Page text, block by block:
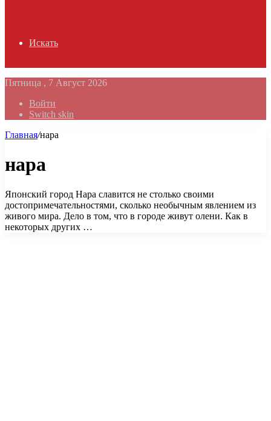
Искать
Пятница , 7 Август 2026
Войти
Switch skin
Главная/нара
нара
Японский город Нара славится не столько своими
достопримечательностями, сколько необычным явлением из
живого мира. Дело в том, что в городе живут олени. Как в
некоторых других …